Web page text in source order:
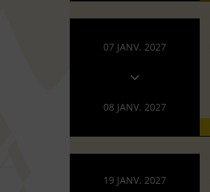
07 JANV. 2027
08 JANV. 2027
19 JANV. 2027